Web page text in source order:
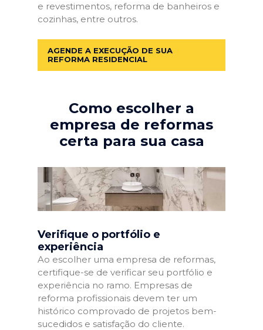
e revestimentos, reforma de banheiros e
cozinhas, entre outros.
AGENDE A EXECUÇÃO DE SUA
REFORMA RESIDENCIAL
Como escolher a
empresa de reformas
certa para sua casa
Verifique o portfólio e
experiência
Ao escolher uma empresa de reformas,
certifique-se de verificar seu portfólio e
experiência no ramo. Empresas de
reforma profissionais devem ter um
histórico comprovado de projetos bem-
sucedidos e satisfação do cliente.